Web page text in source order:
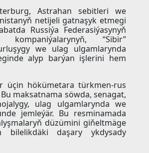
Astrahan sebitleri we
netijeli gatnaşyk etmegi
Russiýa Federasiýasynyň
kompaniýalarynyň, “Sibir”
we ulag ulgamlarynda
alyp barýan işlerini hem
üçin hökümetara türkmen-rus
maksatnama söwda, senagat,
ulag ulgamlarynda we
jemleýär. Bu resminamada
düzümini giňeltmäge
bilelikdäki daşary ykdysady